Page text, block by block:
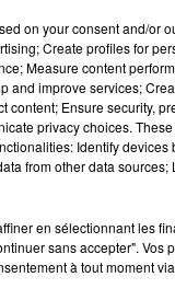
on your consent and/or
Create profiles for
Measure content
and improve services;
Ensure security,
privacy choices.
Identify
from other data
en sélectionnant les
sans accepter". Vos
à tout moment